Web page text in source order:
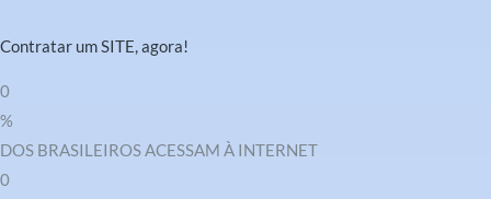
Contratar um SITE, agora!
0
%
DOS BRASILEIROS ACESSAM À INTERNET
0